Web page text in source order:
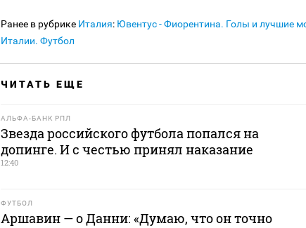
Ранее в рубрике Италия: Ювентус - Фиорентина. Голы и лучшие
Италии. Футбол
ЧИТАТЬ ЕЩЕ
АЛЬФА-БАНК РПЛ
Звезда российского футбола попался на
допинге. И с честью принял наказание
12:40
ФУТБОЛ
Аршавин — о Данни: «Думаю, что он точно